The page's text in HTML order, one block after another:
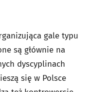
gale typu
są głównie na
dyscyplinach
się w Polsce